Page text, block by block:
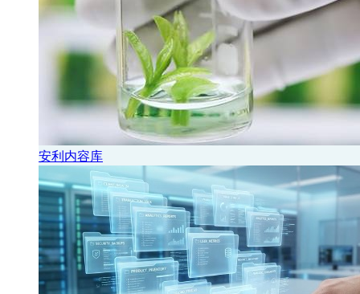
安利内容库